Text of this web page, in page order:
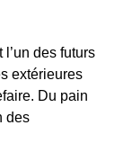
des futurs
extérieures
Du pain
des